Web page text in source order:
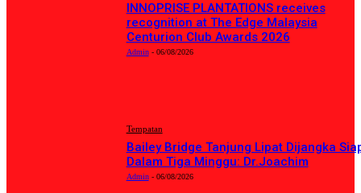
INNOPRISE PLANTATIONS receives
recognition at The Edge Malaysia
Centurion Club Awards 2026
Admin - 06/08/2026
Tempatan
Bailey Bridge Tanjung Lipat Dijangka
Dalam Tiga Minggu: Dr.Joachim
Admin - 06/08/2026